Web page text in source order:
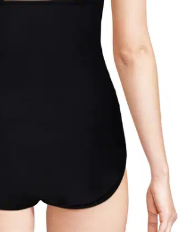
yli 100 €:n tilauksille
tai
toimitettavia tuotteita.